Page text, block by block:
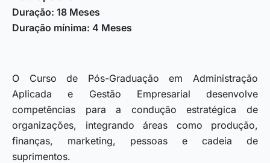
Duração: 18 Meses
Duração mínima: 4 Meses
O Curso de Pós-Graduação em Administração
Aplicada e Gestão Empresarial desenvolve
competências para a condução estratégica de
organizações, integrando áreas como produção,
finanças, marketing, pessoas e cadeia de
suprimentos.